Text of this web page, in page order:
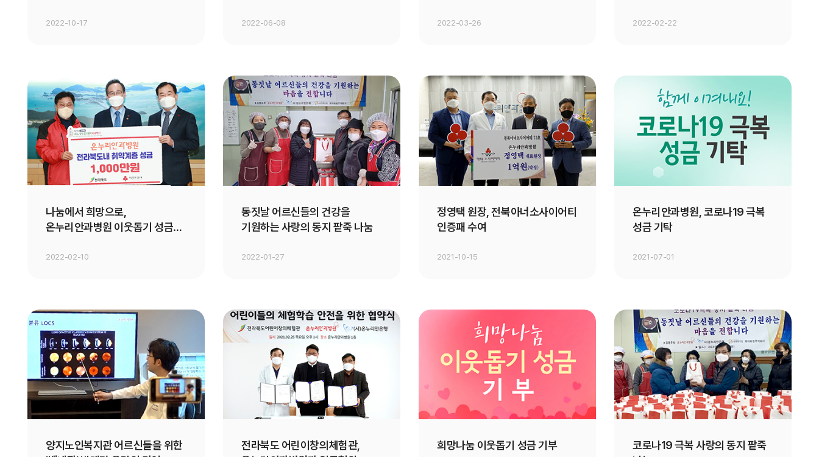
2022-10-17 2022-06-08 2022-03-26 2022-02-22
나눔에서 희망으로,
온누리안과병원 이웃돕기 성금
2022-02-10
동짓날 어르신들의 건강을
기원하는 사랑의 동지 팥죽 나눔
2022-01-27
정영택 원장, 전북아너소사이어티
인증패 수여
2021-10-15
온누리안과병원, 코로나19 극복
성금 기탁
2021-07-01
양지노인복지관 어르신들을 위한
전라북도 어린이창의체험관,
희망나눔 이웃돕기 성금 기부
코로나19 극복 사랑의 동지 팥죽